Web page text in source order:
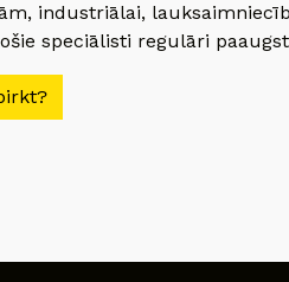
industriālai,
speciālisti regulāri